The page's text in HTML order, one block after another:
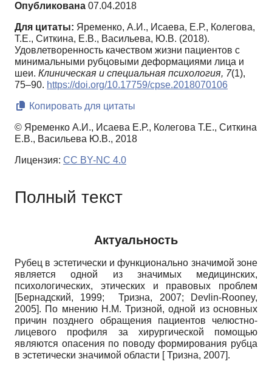
Опубликована 07.04.2018
Для цитаты: Яременко, А.И., Исаева, Е.Р., Колегова,
Т.Е., Ситкина, Е.В., Васильева, Ю.В. (2018).
Удовлетворенность качеством жизни пациентов с
минимальными рубцовыми деформациями лица и
шеи. Клиническая и специальная психология, 7(1),
75–90. https://doi.org/10.17759/cpse.2018070106
Копировать для цитаты
© Яременко А.И., Исаева Е.Р., Колегова Т.Е., Ситкина
Е.В., Васильева Ю.В., 2018
Лицензия: CC BY-NC 4.0
Полный текст
Актуальность
Рубец в эстетически и функционально значимой зоне
является одной из значимых медицинских,
психологических, этических и правовых проблем
[Бернадский, 1999; Тризна, 2007;
Devlin-Rooney,
2005]. По мнению Н.М. Тризной, одной из основных
причин позднего обращения пациентов челюстно-
лицевого профиля за хирургической помощью
являются опасения по поводу формирования рубца
в эстетически значимой области [Тризна, 2007].